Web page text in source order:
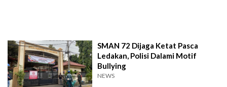
SMAN 72 Dijaga Ketat Pasca
Ledakan, Polisi Dalami Motif
Bullying
NEWS